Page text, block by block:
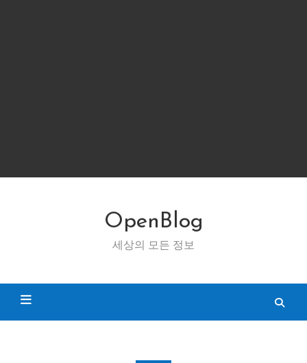
OpenBlog
세상의 모든 정보